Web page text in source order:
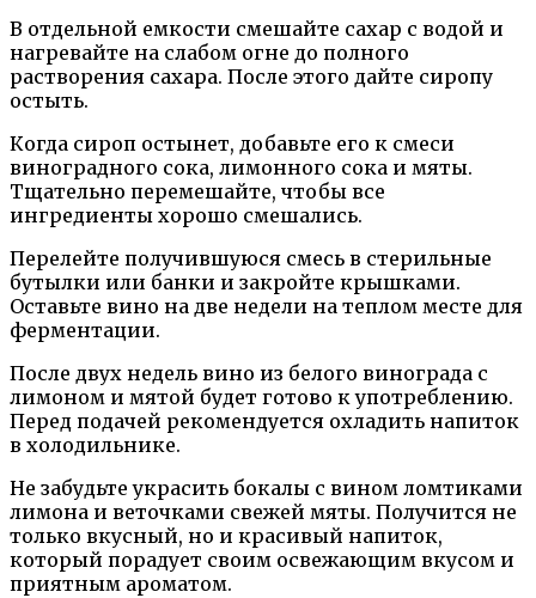
В отдельной емкости смешайте сахар с водой и
нагревайте на слабом огне до полного
растворения сахара. После этого дайте сиропу
остыть.
Когда сироп остынет, добавьте его к смеси
виноградного сока, лимонного сока и мяты.
Тщательно перемешайте, чтобы все
ингредиенты хорошо смешались.
Перелейте получившуюся смесь в стерильные
бутылки или банки и закройте крышками.
Оставьте вино на две недели на теплом месте для
ферментации.
После двух недель вино из белого винограда с
лимоном и мятой будет готово к употреблению.
Перед подачей рекомендуется охладить напиток
в холодильнике.
Не забудьте украсить бокалы с вином ломтиками
лимона и веточками свежей мяты. Получится не
только вкусный, но и красивый напиток,
который порадует своим освежающим вкусом и
приятным ароматом.